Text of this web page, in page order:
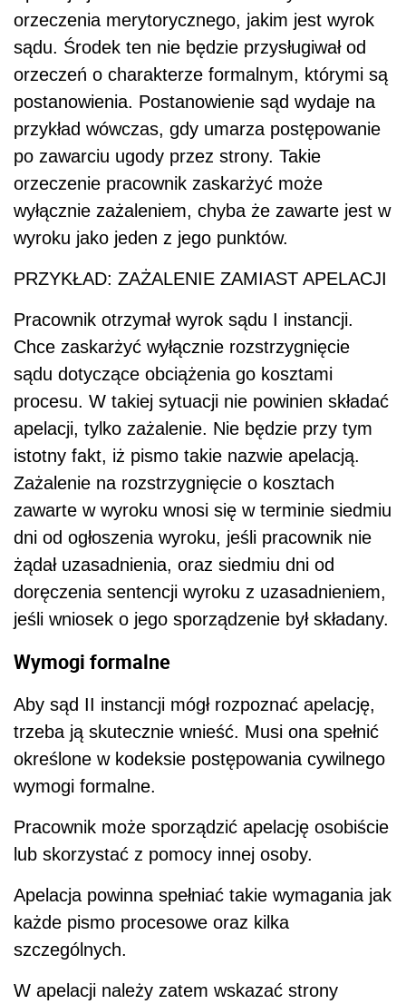
orzeczenia merytorycznego, jakim jest wyrok
sądu. Środek ten nie będzie przysługiwał od
orzeczeń o charakterze formalnym, którymi są
postanowienia. Postanowienie sąd wydaje na
przykład wówczas, gdy umarza postępowanie
po zawarciu ugody przez strony. Takie
orzeczenie pracownik zaskarżyć może
wyłącznie zażaleniem, chyba że zawarte jest w
wyroku jako jeden z jego punktów.
PRZYKŁAD: ZAŻALENIE ZAMIAST APELACJI
Pracownik otrzymał wyrok sądu I instancji.
Chce zaskarżyć wyłącznie rozstrzygnięcie
sądu dotyczące obciążenia go kosztami
procesu. W takiej sytuacji nie powinien składać
apelacji, tylko zażalenie. Nie będzie przy tym
istotny fakt, iż pismo takie nazwie apelacją.
Zażalenie na rozstrzygnięcie o kosztach
zawarte w wyroku wnosi się w terminie siedmiu
dni od ogłoszenia wyroku, jeśli pracownik nie
żądał uzasadnienia, oraz siedmiu dni od
doręczenia sentencji wyroku z uzasadnieniem,
jeśli wniosek o jego sporządzenie był składany.
Wymogi formalne
Aby sąd II instancji mógł rozpoznać apelację,
trzeba ją skutecznie wnieść. Musi ona spełnić
określone w kodeksie postępowania cywilnego
wymogi formalne.
Pracownik może sporządzić apelację osobiście
lub skorzystać z pomocy innej osoby.
Apelacja powinna spełniać takie wymagania jak
każde pismo procesowe oraz kilka
szczególnych.
W apelacji należy zatem wskazać strony